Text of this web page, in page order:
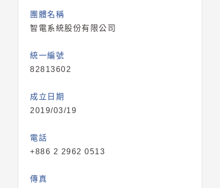
團體名稱
智電系統股份有限公司
統一編號
82813602
成立日期
2019/03/19
電話
+886 2 2962 0513
傳真